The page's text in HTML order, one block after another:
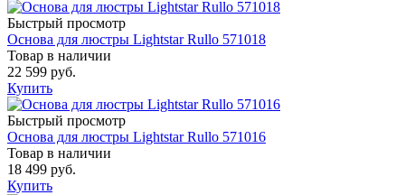
Быстрый просмотр
Основа для люстры Lightstar Rullo 571018
Товар в наличии
22 599 руб.
Купить
Быстрый просмотр
Основа для люстры Lightstar Rullo 571016
Товар в наличии
18 499 руб.
Купить